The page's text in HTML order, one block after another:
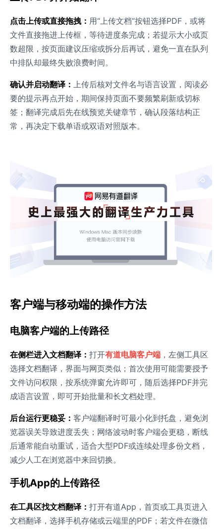
点击上传或直接拖拽： 用“上传文档”按钮选择PDF，或将
文件直接拖进上传框，等待进度条完成；若提示大小或页
数超限，按页面建议压缩或拆分后再试，避免一直在队列
中排队却最终失败浪费时间。
确认并启动翻译： 上传后核对文件名与语言设置，阅读必
要的提示再点开始，期间保持页面不要频繁刷新或切标
签；翻译完成后先在线预览关键章节，确认段落结构正
常，再决定下载单语或双语对照版本。
客户端与移动端的操作方法
电脑客户端的上传路径
在侧栏进入文档翻译： 打开有道电脑客户端 ，左侧工具区
选择文档翻译，界面与网页类似；首次使用可能需要授予
文件访问权限，按系统弹窗允许即可，随后选择PDF并完
成语言设置，即可开始批量和长文档处理。
后台运行更稳妥： 客户端翻译时可最小化到托盘，避免浏
览器误关导致进度丢失；网络波动时客户端会更稳，断线
后通常能自动重试，适合大型PDF或连续处理多份文档，
减少人工在浏览器中来回切换。
手机App的上传路径
在工具区找文档翻译： 打开有道App，首页或工具页进入
文档翻译，选择手机存储或云端里的PDF；若文件在微信